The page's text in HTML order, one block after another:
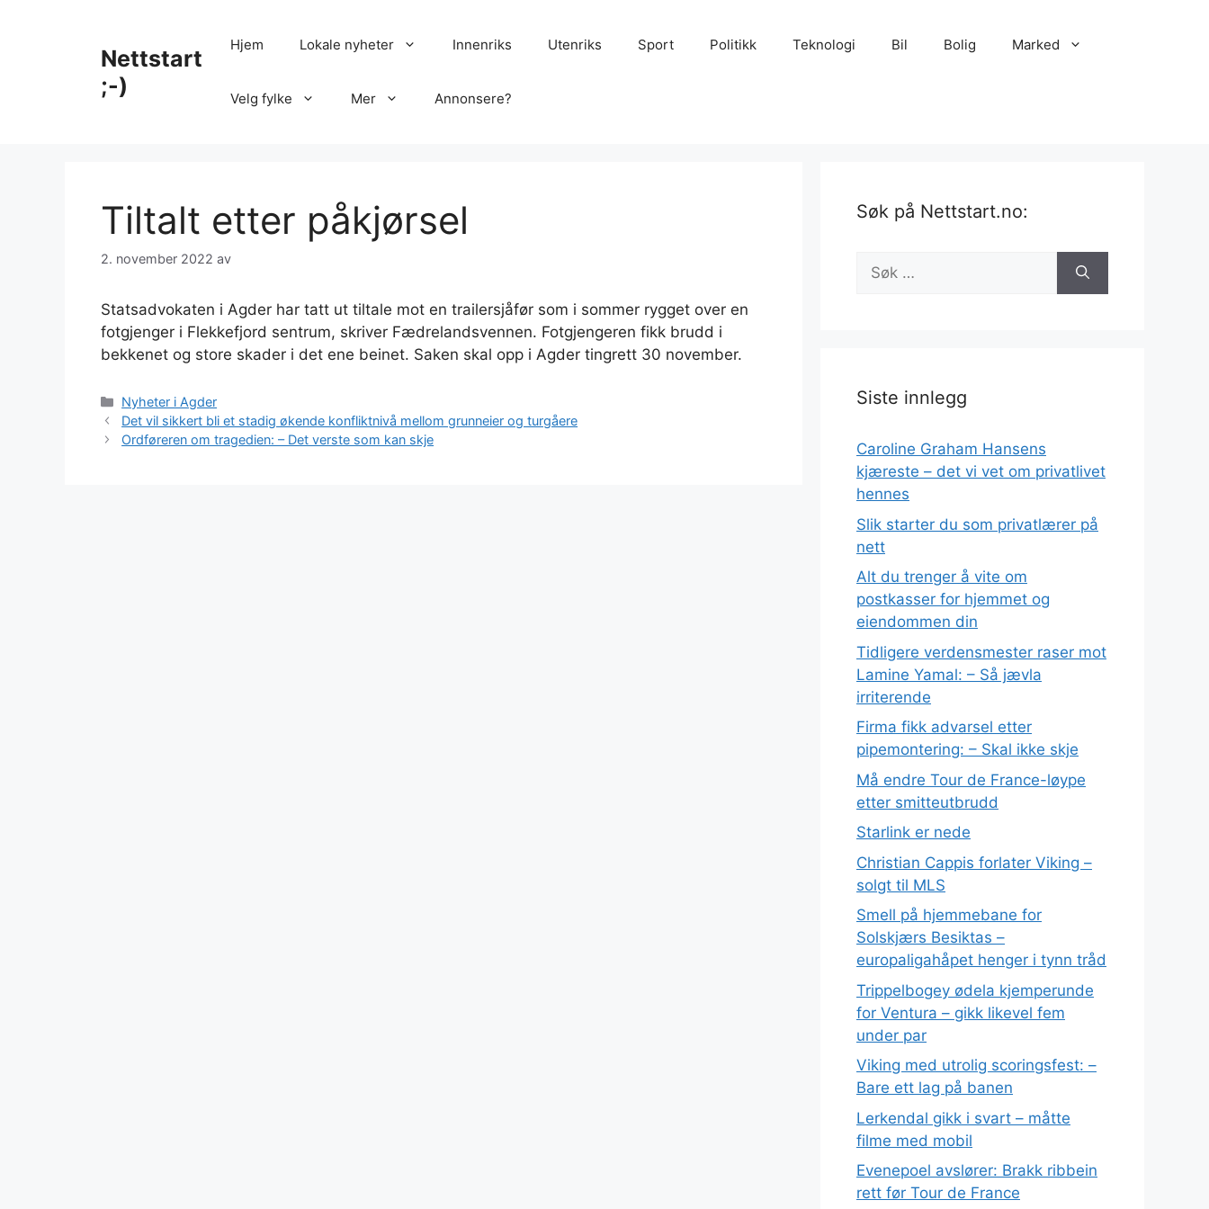
Nettstart
;-)
Hjem Lokale nyheter Innenriks Utenriks Sport Politikk Teknologi Bil Bolig Marked
Velg fylke Mer Annonsere?
Tiltalt etter påkjørsel
2. november 2022 av
Statsadvokaten i Agder har tatt ut tiltale mot en trailersjåfør som i sommer rygget over en
fotgjenger i Flekkefjord sentrum, skriver Fædrelandsvennen. Fotgjengeren fikk brudd i
bekkenet og store skader i det ene beinet. Saken skal opp i Agder tingrett 30 november.
Kategorier
Nyheter i Agder
Det vil sikkert bli et stadig økende konfliktnivå mellom grunneier og turgåere
Ordfø­reren om trage­dien: – Det verste som kan skje
Søk på Nettstart.no:
Søk
etter:
Siste innlegg
Caroline Graham Hansens
kjæreste – det vi vet om privatlivet
hennes
Slik starter du som privatlærer på
nett
Alt du trenger å vite om
postkasser for hjemmet og
eiendommen din
Tidligere verdensmester raser mot
Lamine Yamal: – Så jævla
irriterende
Firma fikk advarsel etter
pipemontering: – Skal ikke skje
Må endre Tour de France-løype
etter smitteutbrudd
Starlink er nede
Christian Cappis forlater Viking –
solgt til MLS
Smell på hjemmebane for
Solskjærs Besiktas –
europaligahåpet henger i tynn tråd
Trippelbogey ødela kjemperunde
for Ventura – gikk likevel fem
under par
Viking med utrolig scoringsfest: –
Bare ett lag på banen
Lerkendal gikk i svart – måtte
filme med mobil
Evenepoel avslører: Brakk ribbein
rett før Tour de France